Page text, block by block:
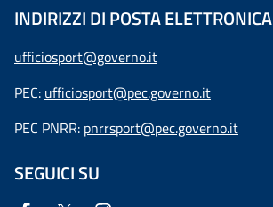
INDIRIZZI DI POSTA ELETTRONICA
ufficiosport@governo.it
PEC: ufficiosport@pec.governo.it
PEC PNRR: pnrrsport@pec.governo.it
SEGUICI SU